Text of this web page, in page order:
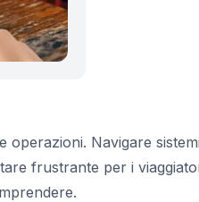
operazioni. Navigare
frustrante per i